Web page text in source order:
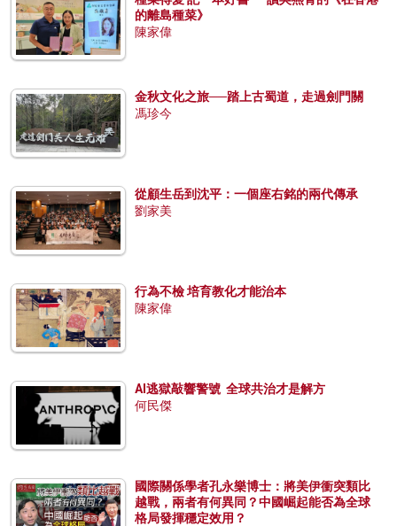
的離島種菜》
陳家偉
金秋文化之旅──踏上古蜀道，走過劍門關
馮珍今
從顧生岳到沈平：一個座右銘的兩代傳承
劉家美
行為不檢 培育教化才能治本
陳家偉
AI逃獄敲響警號 全球共治才是解方
何民傑
國際關係學者孔永樂博士：將美伊衝突類比
越戰，兩者有何異同？中國崛起能否為全球
格局發揮穩定效用？